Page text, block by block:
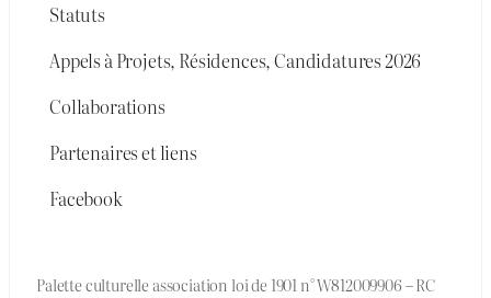
Statuts
Appels à Projets, Résidences, Candidatures 2026
Collaborations
Partenaires et liens
Facebook
Palette culturelle association loi de 1901 n° W812009906 – RC